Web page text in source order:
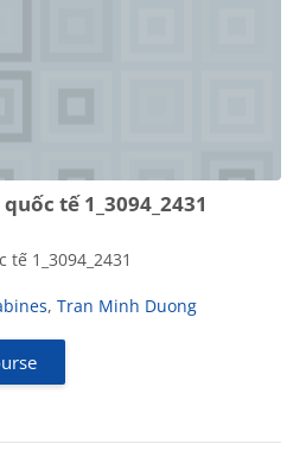
tế 1_3094_2431
1_3094_2431
, Tran Minh Duong